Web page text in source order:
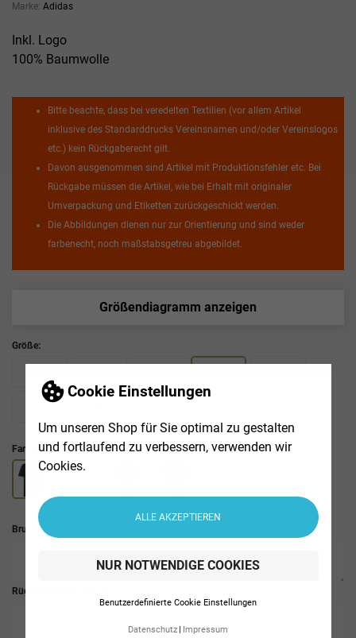
Cookie Einstellungen
Um unseren Shop für Sie optimal zu gestalten
und fortlaufend zu verbessern, verwenden wir
Cookies.
ALLE AKZEPTIEREN
NUR NOTWENDIGE COOKIES
Benutzerdefinierte Cookie Einstellungen
Datenschutz Impressum
Marke: Adidas
Inkl. Logo
100% Baumwolle
Bitte beachte, dass bei veredelten Textilien (vor allem Artikel
inklusive des Standarddrucks Vereinsnamen und/oder Vereinslogos
etc.) kein Rückgaberecht gilt.
Davon ausgenommen sind Artikel mit Produktionsfehler etc. Bei
Rückgabe müssen die Artikel, wie bei Erhalt mit originaler
Umverpackung und Etiketten zurückgeschickt werden.
Die Abbildungen dienen nur zur Orientierung und sind weder
farbenecht, noch maßstabsgetreu abgebildet.
Größendiagramm anzeigen
Größe:
Farbe :
Brustnummer
Rückennummer